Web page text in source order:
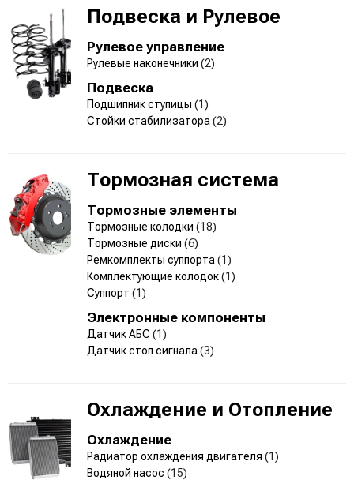
Подвеска и Рулевое
Рулевое управление
Рулевые наконечники (2)
Подвеска
Подшипник ступицы (1)
Стойки стабилизатора (2)
Тормозная система
Тормозные элементы
Тормозные колодки (18)
Тормозные диски (6)
Ремкомплекты суппорта (1)
Комплектующие колодок(1)
Суппорт (1)
Электронные компоненты
Датчик АБС (1)
Датчик стоп сигнала (3)
Охлаждение и Отопление
Охлаждение
Радиатор охлаждения двигателя (1)
Водяной насос (15)